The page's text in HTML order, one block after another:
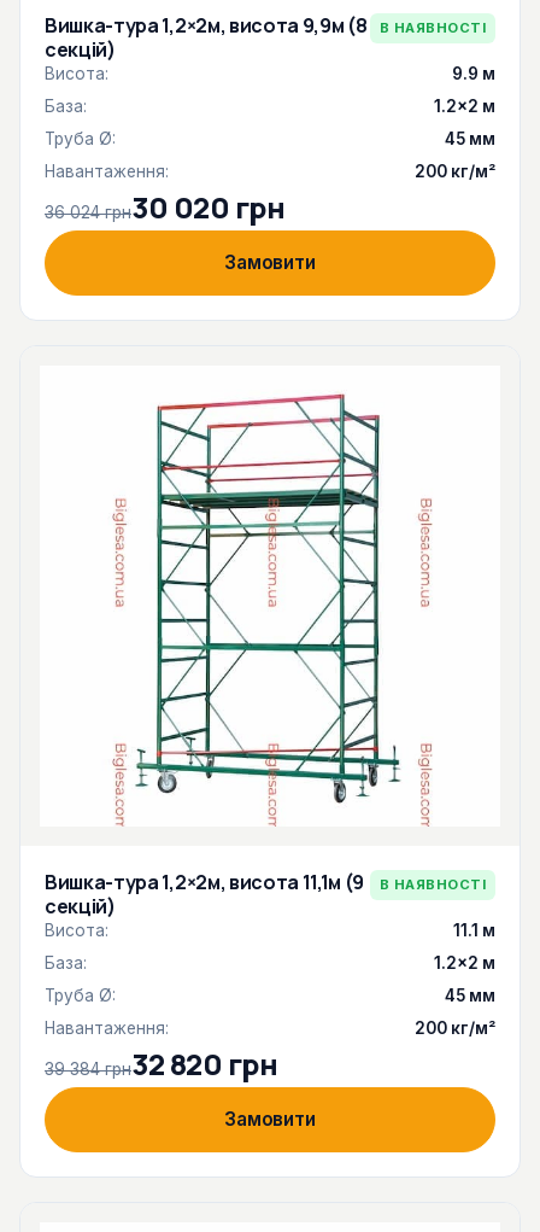
Вишка-тура 1,2×2м, висота 9,9м (8
секцій)
В НАЯВНОСТІ
Висота:
9.9 м
База:
1.2×2 м
Труба Ø:
45 мм
Навантаження:
200 кг/м²
36 024 грн30 020 грн
Замовити
Вишка-тура 1,2×2м, висота 11,1м (9
секцій)
В НАЯВНОСТІ
Висота:
11.1 м
База:
1.2×2 м
Труба Ø:
45 мм
Навантаження:
200 кг/м²
39 384 грн32 820 грн
Замовити